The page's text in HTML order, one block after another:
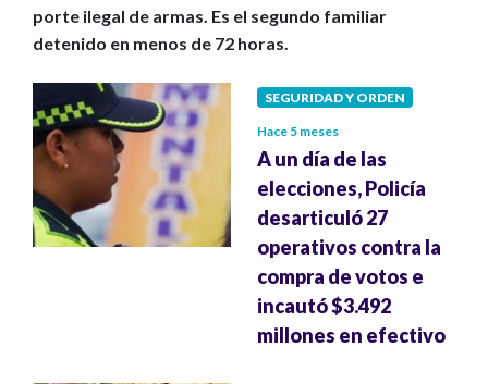
porte ilegal de armas. Es el segundo familiar
detenido en menos de 72 horas.
SEGURIDAD Y ORDEN
Hace 5 meses
A un día de las
elecciones, Policía
desarticuló 27
operativos contra la
compra de votos e
incautó $3.492
millones en efectivo